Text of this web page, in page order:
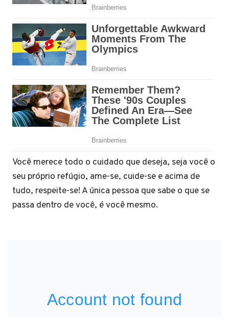
Você merece todo o cuidado que deseja, seja você o
seu próprio refúgio, ame-se, cuide-se e acima de
tudo, respeite-se! A única pessoa que sabe o que se
passa dentro de você, é você mesmo.